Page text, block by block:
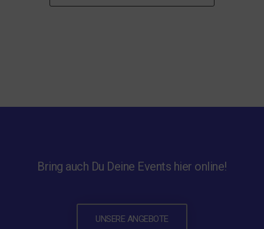
Bring auch Du Deine Events hier online!
UNSERE ANGEBOTE